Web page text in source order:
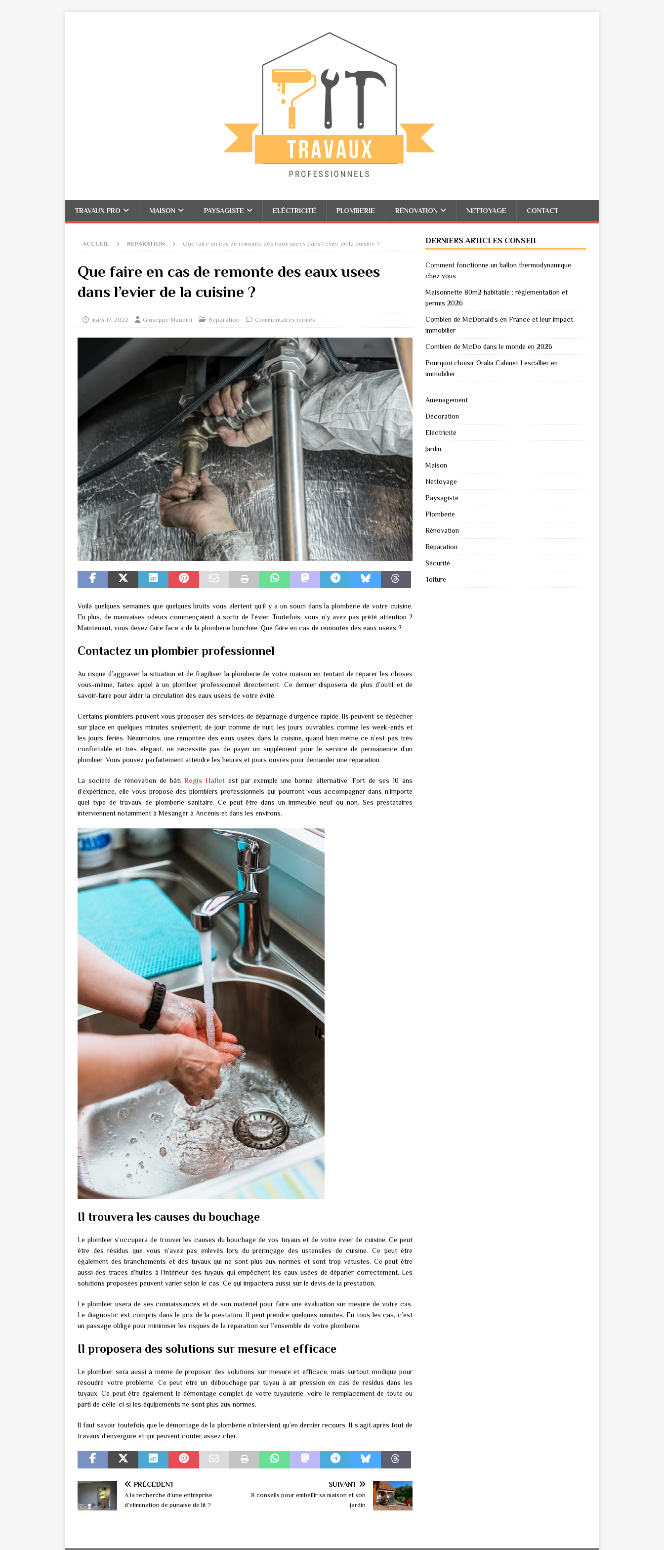
TRAVAUX PRO MAISON PAYSAGISTE ELÉCTRICITÉ PLOMBERIE RÉNOVATION NETTOYAGE CONTACT
ACCUEIL RÉPARATION Que faire en cas de remonte des eaux usees dans l’evier de la cuisine ?
Que faire en cas de remonte des eaux usees
dans l’evier de la cuisine ?
mars 17, 2022 Giuseppe Mancini Réparation Commentaires fermés
Voilà quelques semaines que quelques bruits vous alertent qu’il y a un souci dans la plomberie de votre cuisine.
En plus, de mauvaises odeurs commençaient à sortir de l’évier. Toutefois, vous n’y avez pas prêté attention ?
Maintenant, vous devez faire face à de la plomberie bouchée. Que faire en cas de remontée des eaux usées ?
Contactez un plombier professionnel
Au risque d’aggraver la situation et de fragiliser la plomberie de votre maison en tentant de réparer les choses
vous-même, faites appel à un plombier professionnel directement. Ce dernier disposera de plus d’outil et de
savoir-faire pour aider la circulation des eaux usées de votre évité.
Certains plombiers peuvent vous proposer des services de dépannage d’urgence rapide. Ils peuvent se dépêcher
sur place en quelques minutes seulement, de jour comme de nuit, les jours ouvrables comme les week-ends et
les jours fériés. Néanmoins, une remontée des eaux usées dans la cuisine, quand bien même ce n’est pas très
confortable et très élégant, ne nécessite pas de payer un supplément pour le service de permanence d’un
plombier. Vous pouvez parfaitement attendre les heures et jours ouvrés pour demander une réparation.
La société de rénovation de bâti Regis Halletest par exemple une bonne alternative. Fort de ses 10 ans
d’expérience, elle vous propose des plombiers professionnels qui pourront vous accompagner dans n’importe
quel type de travaux de plomberie sanitaire. Ce peut être dans un immeuble neuf ou non. Ses prestataires
interviennent notamment à Mésanger à Ancenis et dans les environs.
Il trouvera les causes du bouchage
Le plombier s’occupera de trouver les causes du bouchage de vos tuyaux et de votre évier de cuisine. Ce peut
être des résidus que vous n’avez pas enlevés lors du prérinçage des ustensiles de cuisine. Ce peut être
également des branchements et des tuyaux qui ne sont plus aux normes et sont trop vétustes. Ce peut être
aussi des traces d’huiles à l’intérieur des tuyaux qui empêchent les eaux usées de déparler correctement. Les
solutions proposées peuvent varier selon le cas. Ce qui impactera aussi sur le devis de la prestation.
Le plombier usera de ses connaissances et de son matériel pour faire une évaluation sur mesure de votre cas.
Le diagnostic est compris dans le prix de la prestation. Il peut prendre quelques minutes. En tous les cas, c’est
un passage obligé pour minimiser les risques de la réparation sur l’ensemble de votre plomberie.
Il proposera des solutions sur mesure et efficace
Le plombier sera aussi à même de proposer des solutions sur mesure et efficace, mais surtout modique pour
résoudre votre problème. Ce peut être un débouchage par tuyau à air pression en cas de résidus dans les
tuyaux. Ce peut être également le démontage complet de votre tuyauterie, voire le remplacement de toute ou
parti de celle-ci si les équipements ne sont plus aux normes.
Il faut savoir toutefois que le démontage de la plomberie n’intervient qu’en dernier recours. Il s’agit après tout de
travaux d’envergure et qui peuvent coûter assez cher.
PRÉCÉDENT
A la recherche d’une entreprise
d’elimination de punaise de lit ?
SUIVANT
8 conseils pour embellir sa maison et son
jardin
DERNIERS ARTICLES CONSEIL
Comment fonctionne un ballon thermodynamique
chez vous
Maisonnette 80m2 habitable : réglementation et
permis 2026
Combien de McDonald’s en France et leur impact
immobilier
Combien de McDo dans le monde en 2026
Pourquoi choisir Oralia Cabinet Lescallier en
immobilier
Aménagement
Décoration
Eléctricité
Jardin
Maison
Nettoyage
Paysagiste
Plomberie
Rénovation
Réparation
Sécurité
Toiture